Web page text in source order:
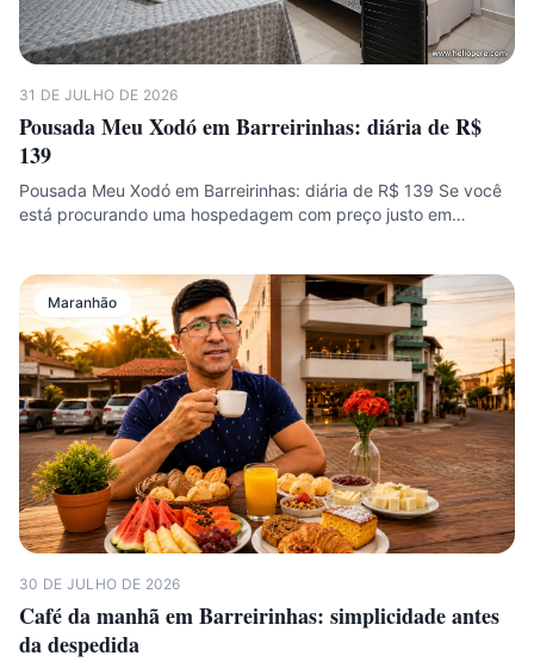
31 DE JULHO DE 2026
Pousada Meu Xodó em Barreirinhas: diária de R$
139
Pousada Meu Xodó em Barreirinhas: diária de R$ 139 Se você
está procurando uma hospedagem com preço justo em…
Maranhão
30 DE JULHO DE 2026
Café da manhã em Barreirinhas: simplicidade antes
da despedida